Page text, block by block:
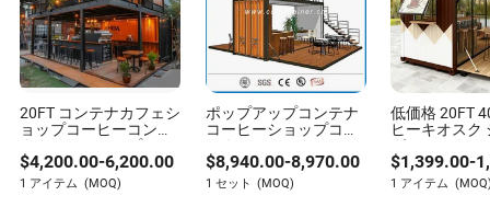
「既知の医療問題はありますか？」
「ペットは子供や他の動物と一緒に住んだことがあ
りますか？」
「この動物の履歴は何ですか（野良、引き渡し、救
助）？」
情報が多ければ多いほど、移行がスムーズになります。
20FT コンテナカフェシ
ョップコーヒーコンテ
ナカフェショップコー
ヒーテーブルラグジュ
アリーコンテナキッチ
ン
$4,200.00-6,200.00
1 アイテム (MOQ)
ポップアップコンテナ
コーヒーショップコン
テナバーレストランシ
ョップ
$8,940.00-8,970.00
1 セット (MOQ)
低価格 20FT
ヒーキオスク
グコンテナカ
トドアバー
ストラン キ
プレハブ 拡
$1,399.00-
1 アイテム